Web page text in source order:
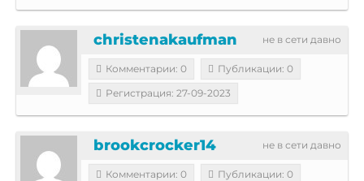
не в сети давно
christenakaufman
Комментарии: 0
Публикации: 0
Регистрация: 27-09-2023
не в сети давно
brookcrocker14
Комментарии: 0
Публикации: 0